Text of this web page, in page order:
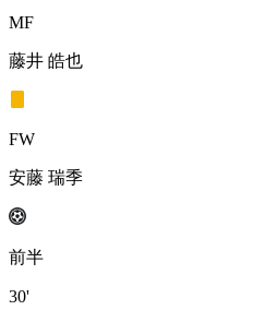
MF
藤井 皓也
FW
安藤 瑞季
前半
30'